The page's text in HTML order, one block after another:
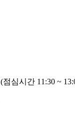
(점심시간 11:30 ~